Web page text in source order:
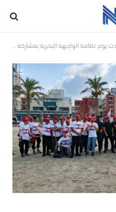
نظافة الواجهة البحرية بمشاركة كبيرة